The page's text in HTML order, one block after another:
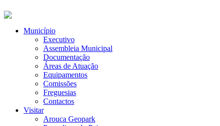
Município
Executivo
Assembleia Municipal
Documentação
Áreas de Atuação
Equipamentos
Comissões
Freguesias
Contactos
Visitar
Arouca Geopark